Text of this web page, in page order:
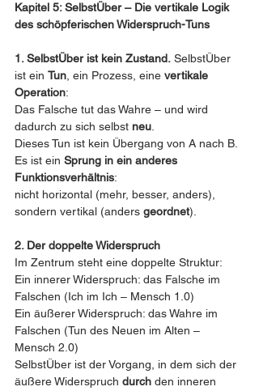
Kapitel 5: SelbstÜber – Die vertikale Logik
des schöpferischen Widerspruch-Tuns
1. SelbstÜber ist kein Zustand. SelbstÜber
ist ein Tun , ein Prozess, eine vertikale
Operation:
Das Falsche tut das Wahre – und wird
dadurch zu sich selbst neu
Dieses Tun ist kein Übergang von A nach B.
Es ist ein Sprung in ein anderes
Funktionsverhältnis:
nicht horizontal (mehr, besser, anders),
sondern vertikal (anders geordnet).
2. Der doppelte Widerspruch
Im Zentrum steht eine doppelte Struktur:
Ein innerer Widerspruch: das Falsche im
Falschen (Ich im Ich – Mensch 1.0)
Ein äußerer Widerspruch: das Wahre im
Falschen (Tun des Neuen im Alten –
Mensch 2.0)
SelbstÜber ist der Vorgang, in dem sich der
äußere Widerspruch durch den inneren